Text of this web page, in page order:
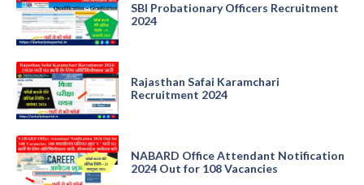
SBI Probationary Officers Recruitment
2024
Rajasthan Safai Karamchari
Recruitment 2024
NABARD Office Attendant Notification
2024 Out for 108 Vacancies